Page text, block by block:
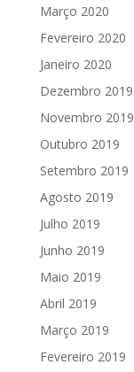
Março 2020
Fevereiro 2020
Janeiro 2020
Dezembro 2019
Novembro 2019
Outubro 2019
Setembro 2019
Agosto 2019
Julho 2019
Junho 2019
Maio 2019
Abril 2019
Março 2019
Fevereiro 2019